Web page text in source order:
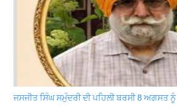
ਜਸਜੀਤ ਸਿੰਘ ਸਮੁੰਦਰੀ ਦੀ ਪਹਿਲੀ ਬਰਸੀ 8 ਅਗਸਤ ਨੂੰ